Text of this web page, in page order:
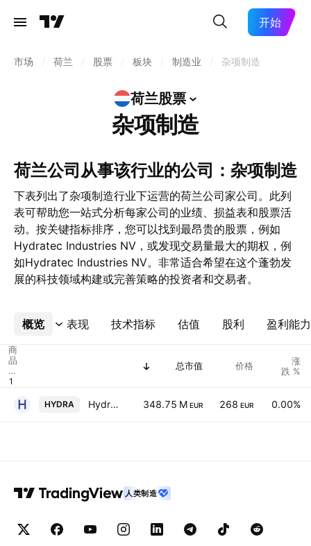
开始
市场 荷兰 股票 板块 制造业 杂项制造
荷兰股票
杂项制造
荷兰公司从事该行业的公司：杂项制造
下表列出了杂项制造行业下运营的荷兰公司家公司。此列
表可帮助您一站式分析每家公司的业绩、损益表和股票活
动。按关键指标排序，您可以找到最昂贵的股票，例如
Hydratec Industries NV，或发现交易量最大的期权，例
如Hydratec Industries NV。非常适合希望在这个蓬勃发
展的科技领域构建或完善策略的投资者和交易者。
概览 表现 技术指标 估值 股利 盈利能力
更多
商
品
代
码
总市值 价格
涨
跌 %
HYDRA Hydratec Industries NV 348.75 M EUR 268 EUR 0.00%
人类制造